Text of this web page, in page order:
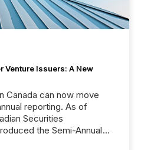
Venture Issuers: A New
Canada can now move
reporting. As of
Securities
the Semi-Annual